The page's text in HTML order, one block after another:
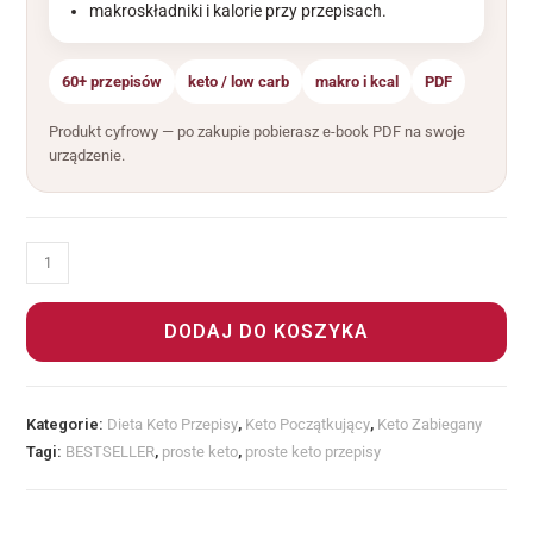
makroskładniki i kalorie przy przepisach.
60+ przepisów keto / low carb makro i kcal PDF
Produkt cyfrowy — po zakupie pobierasz e-book PDF na swoje
urządzenie.
DODAJ DO KOSZYKA
Kategorie: Dieta Keto Przepisy, Keto Początkujący, Keto Zabiegany
Tagi: BESTSELLER, proste keto, proste keto przepisy